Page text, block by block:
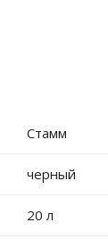
Стамм
черный
20 л